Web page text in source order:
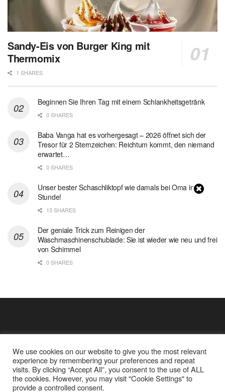
Sandy-Eis von Burger King mit
Thermomix
1 SHARES
Beginnen Sie Ihren Tag mit einem Schlankheitsgetränk
0 SHARES
Baba Vanga hat es vorhergesagt – 2026 öffnet sich der
Tresor für 2 Sternzeichen: Reichtum kommt, den niemand
erwartet…
0 SHARES
Unser bester Schaschliktopf wie damals bei Oma in 1
Stunde!
13 SHARES
Der geniale Trick zum Reinigen der
Waschmaschinenschublade: Sie ist wieder wie neu und frei
von Schimmel
0 SHARES
Cookie Policy
Datenschutz
Google Analytics und Cookie Dateien
We use cookies on our website to give you the most relevant
experience by remembering your preferences and repeat
visits. By clicking “Accept All”, you consent to the use of ALL
the cookies. However, you may visit "Cookie Settings" to
provide a controlled consent.